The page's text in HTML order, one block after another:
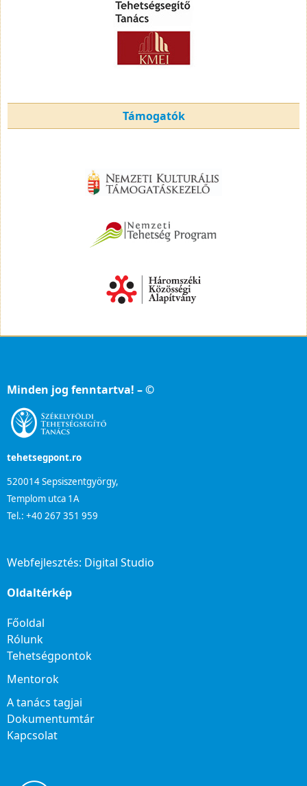
Támogatók
Minden jog fenntartva! – ©
tehetsegpont.ro
520014 Sepsiszentgyörgy,
Templom utca 1A
Tel.: +40 267 351 959
Webfejlesztés: Digital Studio
Oldaltérkép
Főoldal
Rólunk
Tehetségpontok
Mentorok
A tanács tagjai
Dokumentumtár
Kapcsolat